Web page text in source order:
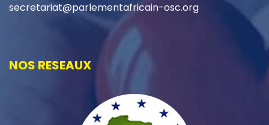
secretariat@parlementafricain-osc.org
NOS RESEAUX